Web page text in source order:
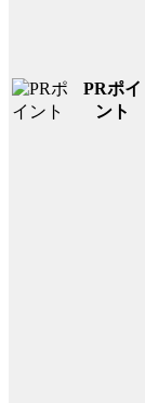
PRポイ
ント